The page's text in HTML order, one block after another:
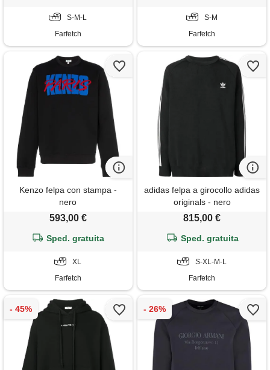
S-M-L
Farfetch
S-M
Farfetch
Kenzo felpa con stampa -
nero
593,00 €
Sped. gratuita
XL
Farfetch
adidas felpa a girocollo adidas
originals - nero
815,00 €
Sped. gratuita
S-XL-M-L
Farfetch